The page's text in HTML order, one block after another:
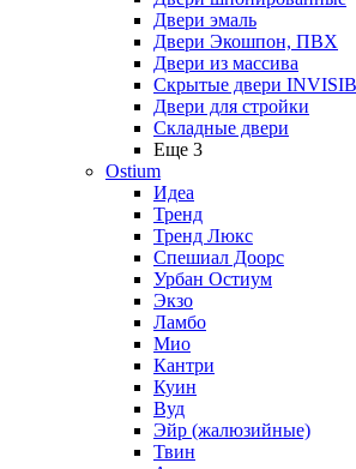
Двери эмаль
Двери Экошпон, ПВХ
Двери из массива
Скрытые двери
Двери для стройки
Складные двери
Еще 3
Ostium
Идеа
Тренд
Тренд Люкс
Спешиал Доорс
Урбан Остиум
Экзо
Ламбо
Мио
Кантри
Куин
Вуд
Эйр (жалюзийные)
Твин